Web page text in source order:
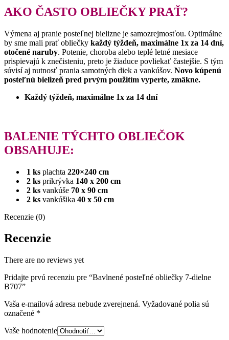
AKO ČASTO OBLIEČKY PRAŤ?
Výmena aj pranie posteľnej bielizne je samozrejmosťou. Optimálne
by sme mali prať obliečky každý týždeň, maximálne 1x za 14 dní,
otočené naruby. Potenie, choroba alebo teplé letné mesiace
prispievajú k znečisteniu, preto je žiaduce povliekať častejšie. S tým
súvisí aj nutnosť prania samotných diek a vankúšov. Novo kúpenú
posteľnú bielizeň pred prvým použitím vyperte, zmäkne.
Každý týždeň, maximálne 1x za 14 dní
BALENIE TÝCHTO OBLIEČOK
OBSAHUJE:
1 ks plachta 220×240 cm
2 ks prikrývka 140 x 200 cm
2 ks vankúše 70 x 90 cm
2 ks vankúšika 40 x 50 cm
Recenzie (0)
Recenzie
There are no reviews yet
Pridajte prvú recenziu pre “Bavlnené posteľné obliečky 7-dielne
B707”
Vaša e-mailová adresa nebude zverejnená. Vyžadované polia sú
označené *
Vaše hodnotenie